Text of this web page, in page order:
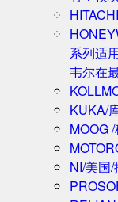
系列适
韦尔在
KUKA/
MOOG
NI/美国